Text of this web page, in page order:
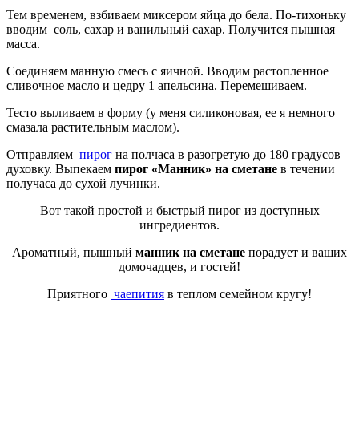
Тем временем, взбиваем миксером яйца до бела. По-тихоньку
вводим соль, сахар и ванильный сахар. Получится пышная
масса.
Соединяем манную смесь с яичной. Вводим растопленное
сливочное масло и цедру 1 апельсина. Перемешиваем.
Тесто выливаем в форму (у меня силиконовая, ее я немного
смазала растительным маслом).
Отправляем пирог на полчаса в разогретую до 180 градусов
духовку. Выпекаем пирог «Манник» на сметане в течении
получаса до сухой лучинки.
Вот такой простой и быстрый пирог из доступных
ингредиентов.
Ароматный, пышный манник на сметане порадует и ваших
домочадцев, и гостей!
Приятного чаепития в теплом семейном кругу!